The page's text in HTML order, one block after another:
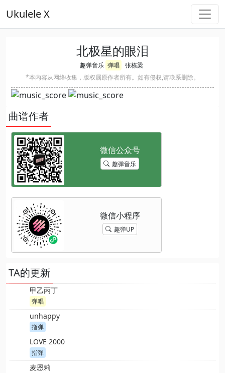
Ukulele X
北极星的眼泪
趣弹音乐 弹唱
张栋梁
*本内容从网络收集，版权属原作者所有。如有侵权,请联系删除。
曲谱作者
趣弹音乐
趣弹UP
TA的更新
甲乙丙丁
弹唱
unhappy
指弹
LOVE 2000
指弹
麦恩莉